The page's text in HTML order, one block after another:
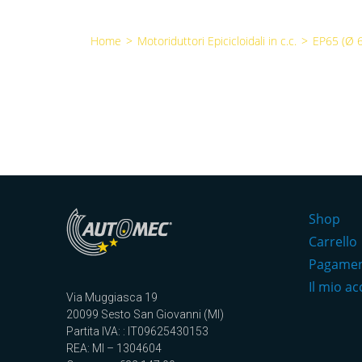
Home > Motoriduttori Epicicloidali in c.c. > EP65 (Ø
Via Muggiasca 19
20099 Sesto San Giovanni (MI)
Partita IVA: : IT09625430153
REA: MI – 1304604
Shop
Carrello
Il mio